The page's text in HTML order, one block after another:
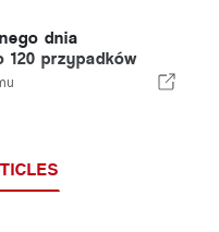
dnia
120 przypadków
meduzę z gatunku